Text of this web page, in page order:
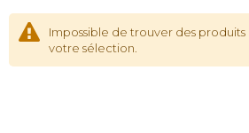
Impossible de trouver des
votre sélection.